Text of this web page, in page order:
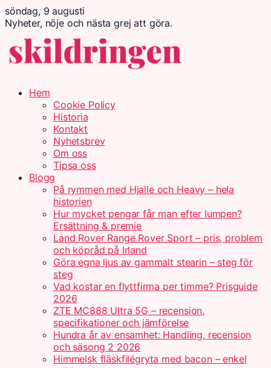
söndag, 9 augusti
Nyheter, nöje och nästa grej att göra.
Hem
Cookie Policy
Historia
Kontakt
Nyhetsbrev
Om oss
Tipsa oss
Blogg
På rymmen med Hjalle och Heavy – hela
historien
Hur mycket pengar får man efter lumpen?
Ersättning & premie
Land Rover Range Rover Sport – pris, problem
och köpråd på Irland
Göra egna ljus av gammalt stearin – steg för
steg
Vad kostar en flyttfirma per timme? Prisguide
2026
ZTE MC888 Ultra 5G – recension,
specifikationer och jämförelse
Hundra år av ensamhet: Handling, recension
och säsong 2 2026
Himmelsk fläskfilégryta med bacon – enkel